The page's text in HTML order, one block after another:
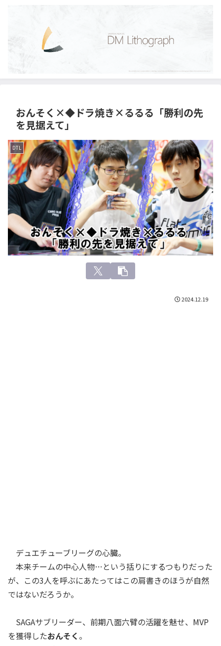
おんそく×◆ドラ焼き×るるる「勝利の先
を見据えて」
DTL
2024.12.19
デュエチューブリーグの心臓。
本来チームの中心人物…という括りにするつもりだった
が、この3人を呼ぶにあたってはこの肩書きのほうが自然
ではないだろうか。
SAGAサブリーダー、前期八面六臂の活躍を魅せ、MVP
を獲得したおんそく 。